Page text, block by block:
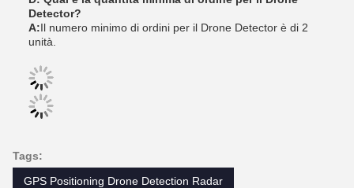
Detector?
A:Il numero minimo di ordini per il Drone Detector è di 2
unità.
Tags:
GPS Positioning Drone Detection Radar